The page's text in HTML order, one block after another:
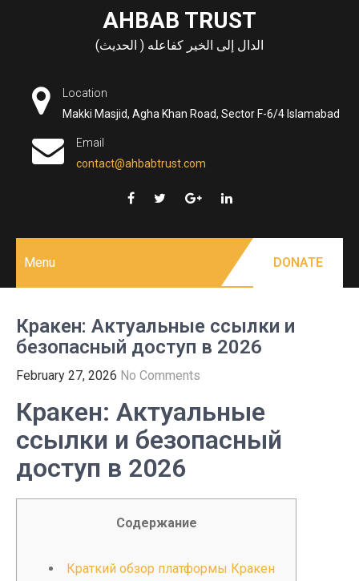
AHBAB TRUST
الدال إلى الخير كفاعله ( الحديث)
Location
Makki Masjid, Agha Khan Road, Sector F-6/4 Islamabad
Email
contact@ahbabtrust.com
Menu DONATE
Кракен: Актуальные ссылки и
безопасный доступ в 2026
February 27, 2026 No Comments
Кракен: Актуальные
ссылки и безопасный
доступ в 2026
Содержание
Краткий обзор платформы Кракен